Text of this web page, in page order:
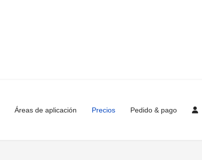
Áreas de aplicación Precios Pedido & pago